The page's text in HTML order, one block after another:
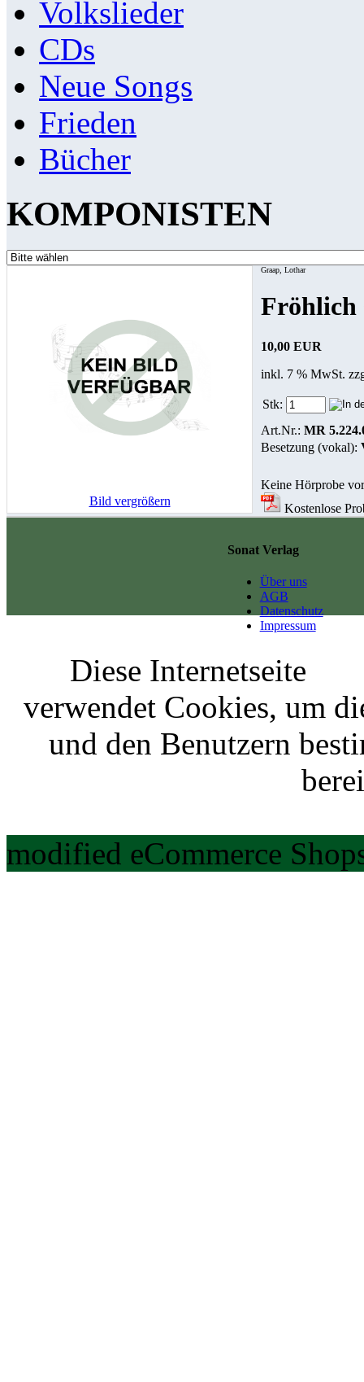
Volkslieder
CDs
Neue Songs
Frieden
Bücher
KOMPONISTEN
Bild vergrößern
Graap, Lothar
Fröhlich
10,00 EUR
inkl. 7 % MwSt.
Stk:
Art.Nr.: MR
Besetzung (vokal):
Keine Hörprobe
Kostenlose
Sonat Verlag
Über uns
AGB
Datenschutz
Impressum
Diese Internetseite
verwendet Cookies, um
und den Benutzern
modified eCommerce